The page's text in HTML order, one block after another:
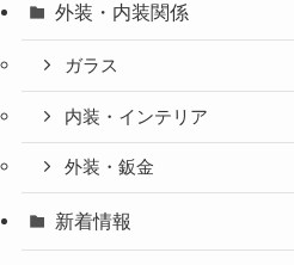
外装・内装関係
ガラス
内装・インテリア
外装・鈑金
新着情報